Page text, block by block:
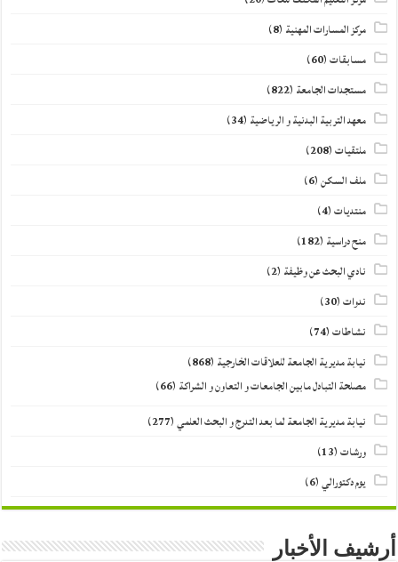
مركز المسارات المهنية (8)
مسابقات(60)
مستجدات الجامعة (822)
معهد التربية البدنية و الرياضية (34)
ملتقيات(208)
ملف السكن(6)
منتديات(4)
منح دراسية (182)
نادي البحث عن وظيفة (2)
ندوات(30)
نشاطات(74)
نيابة مديرية الجامعة للعلاقات الخارجية (868)
مصلحة التبادل مابين الجامعات و التعاون و الشراكة (66)
نيابة مديرية الجامعة لما بعد التدرج و البحث العلمي(277)
ورشات(13)
يوم دكتورالي(6)
أرشيف الأخبار